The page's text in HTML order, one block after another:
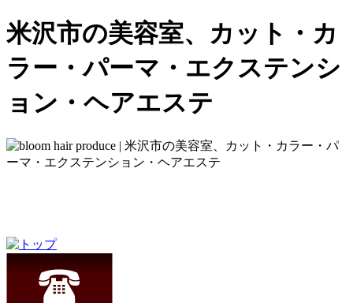
米沢市の美容室、カット・カ
ラー・パーマ・エクステンシ
ョン・ヘアエステ